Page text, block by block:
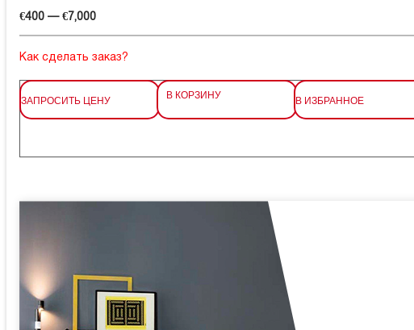
€400 — €7,000
Как сделать заказ?
ЗАПРОСИТЬ ЦЕНУ В КОРЗИНУ В ИЗБРАННОЕ